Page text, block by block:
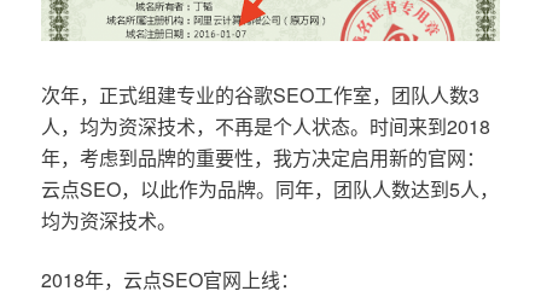
次年，正式组建专业的谷歌SEO工作室，团队人数3
人，均为资深技术，不再是个人状态。时间来到2018
年，考虑到品牌的重要性，我方决定启用新的官网：
云点SEO，以此作为品牌。同年，团队人数达到5人，
均为资深技术。
2018年，云点SEO官网上线：